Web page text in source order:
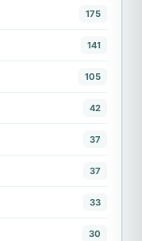
175
141
105
42
37
37
33
30